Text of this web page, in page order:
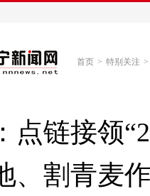
首页 > 特别关注 >
点链接领
、割青麦